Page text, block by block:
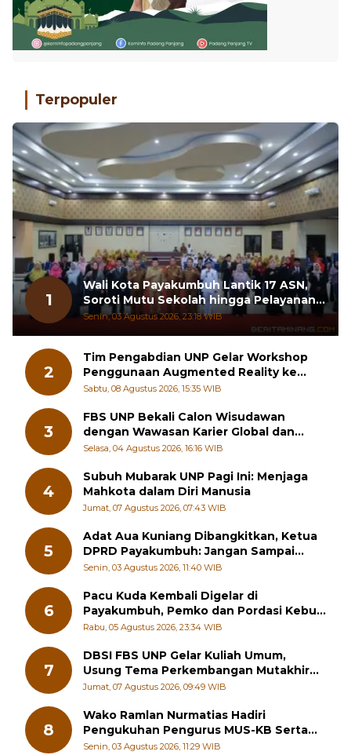
Terpopuler
1
Wali Kota Payakumbuh Lantik 17 ASN,
Soroti Mutu Sekolah hingga Pelayanan
RSUD
Senin, 03 Agustus 2026, 23:18 WIB
2
Tim Pengabdian UNP Gelar Workshop
Penggunaan Augmented Reality ke
Guru Kimia SMA di Padang Pariaman
Sabtu, 08 Agustus 2026, 15:35 WIB
3
FBS UNP Bekali Calon Wisudawan
dengan Wawasan Karier Global dan
Kewirausahaan Kreatif
Selasa, 04 Agustus 2026, 16:16 WIB
4
Subuh Mubarak UNP Pagi Ini: Menjaga
Mahkota dalam Diri Manusia
Jumat, 07 Agustus 2026, 07:43 WIB
5
Adat Aua Kuniang Dibangkitkan, Ketua
DPRD Payakumbuh: Jangan Sampai
Generasi Muda Hilang Jati Diri
Senin, 03 Agustus 2026, 11:40 WIB
6
Pacu Kuda Kembali Digelar di
Payakumbuh, Pemko dan Pordasi Kebut
Persiapan!
Rabu, 05 Agustus 2026, 23:34 WIB
7
DBSI FBS UNP Gelar Kuliah Umum,
Usung Tema Perkembangan Mutakhir
Sastra Dunia
Jumat, 07 Agustus 2026, 09:49 WIB
8
Wako Ramlan Nurmatias Hadiri
Pengukuhan Pengurus MUS-KB Serta
LMKB Periode 2026-2031,
Senin, 03 Agustus 2026, 11:29 WIB